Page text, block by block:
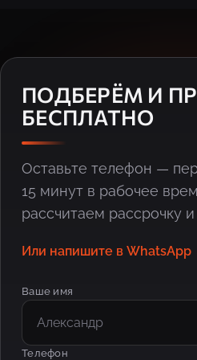
ПОДБЕРЁМ И
БЕСПЛАТНО
Оставьте телефон —
15 минут в рабочее
рассчитаем рассрочку
Или напишите в WhatsApp
Ваше имя
Телефон